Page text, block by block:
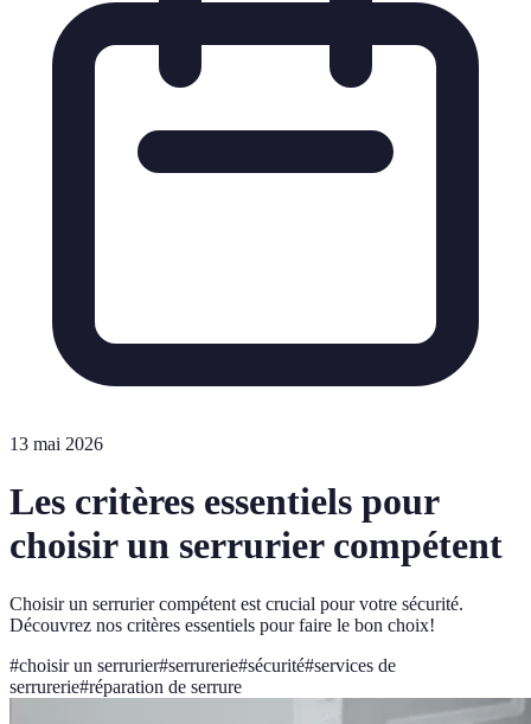
13 mai 2026
Les critères essentiels pour
choisir un serrurier compétent
Choisir un serrurier compétent est crucial pour votre sécurité.
Découvrez nos critères essentiels pour faire le bon choix!
#choisir un serrurier#serrurerie#sécurité#services de
serrurerie#réparation de serrure